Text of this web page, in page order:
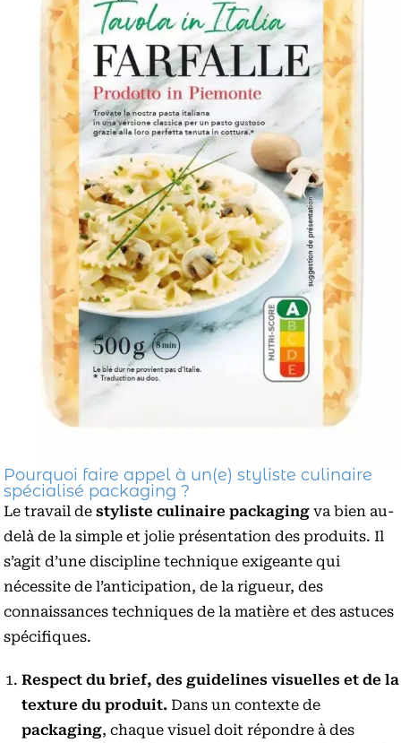
Pourquoi faire appel à un(e) styliste culinaire
spécialisé packaging ?
Le travail de styliste culinaire packaging va bien au-
delà de la simple et jolie présentation des produits. Il
s’agit d’une discipline technique exigeante qui
nécessite de l’anticipation, de la rigueur, des
connaissances techniques de la matière et des astuces
spécifiques.
Respect du brief, des guidelines visuelles et de la
texture du produit. Dans un contexte de
packaging, chaque visuel doit répondre à des